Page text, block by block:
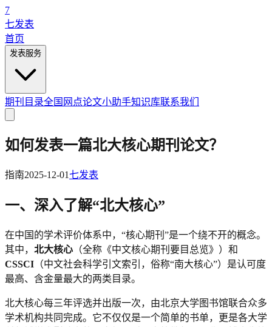
7
七发表
首页
发表服务
期刊目录全国网点论文小助手知识库联系我们
如何发表一篇北大核心期刊论文？
指南2025-12-01七发表
一、深入了解“北大核心”
在中国的学术评价体系中，“核心期刊”是一个绕不开的概念。
其中， 北大核心 （全称《中文核心期刊要目总览》）和
CSSCI （中文社会科学引文索引，俗称“南大核心”）是认可度
最高、含金量最大的两类目录。
北大核心每三年评选并出版一次，由北京大学图书馆联合众多
学术机构共同完成。它不仅仅是一个简单的书单，更是各大学